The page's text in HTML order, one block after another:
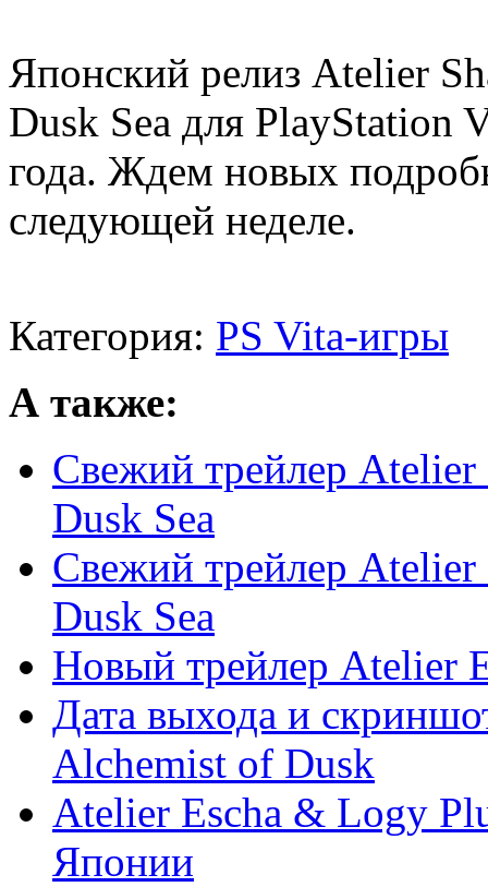
Японский релиз Atelier
Dusk Sea для PlayStation
года. Ждем новых
следующей неделе.
Категория: PS Vita-игры
А также:
Свежий трейлер
Dusk Sea
Свежий трейлер
Dusk Sea
Новый трейлер Atelier
Дата выхода и
Alchemist of Dusk
Atelier Escha & Logy
Японии